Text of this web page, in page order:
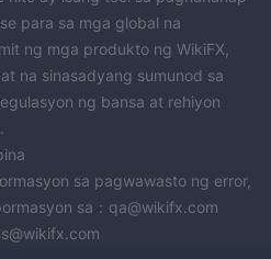
para sa mga global na
ng mga produkto ng WikiFX,
na sinasadyang sumunod sa
ng bansa at rehiyon
sa pagwawasto ng error,
sa：qa@wikifx.com